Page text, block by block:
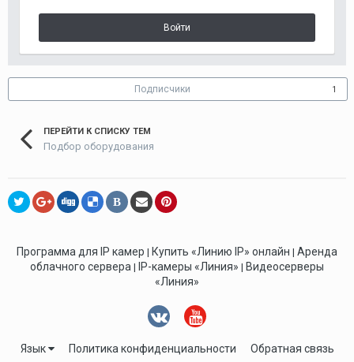
Войти
Подписчики 1
ПЕРЕЙТИ К СПИСКУ ТЕМ
Подбор оборудования
В
Программа для IP камер | Купить «Линию IP» онлайн | Аренда
облачного сервера | IP-камеры «Линия» | Видеосерверы
«Линия»
Язык Политика конфиденциальности Обратная связь